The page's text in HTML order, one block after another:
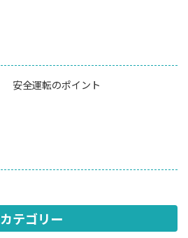
安全運転のポイント
カテゴリー